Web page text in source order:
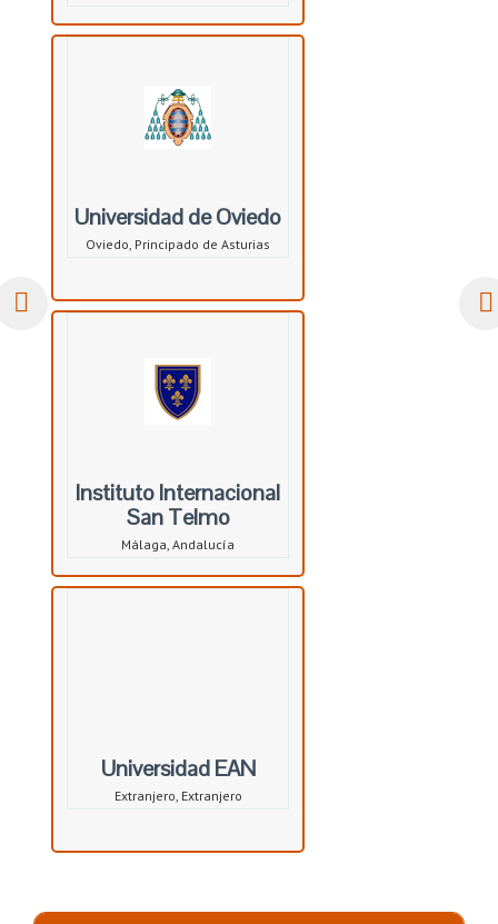
Universidad de Oviedo
Oviedo, Principado de Asturias
Instituto Internacional
San Telmo
Málaga, Andalucía
Universidad EAN
Extranjero, Extranjero